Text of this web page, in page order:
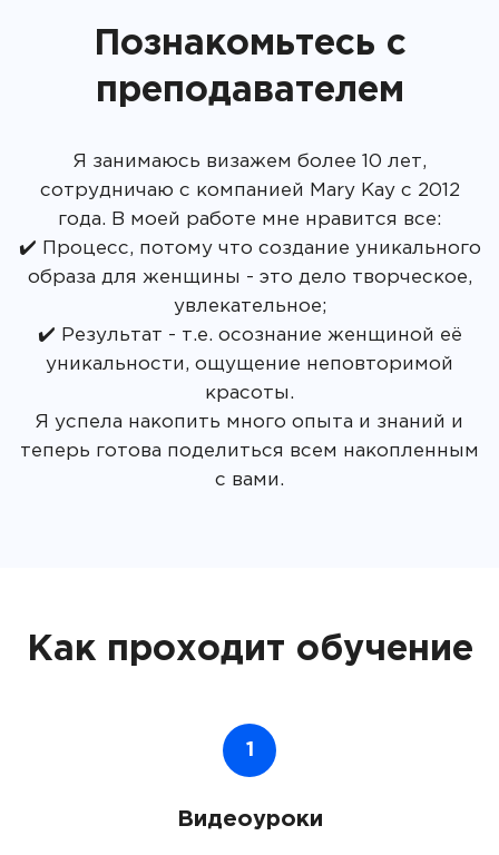
Познакомьтесь с
преподавателем
Я занимаюсь визажем более 10 лет,
сотрудничаю с компанией Mary Kay с 2012
года. В моей работе мне нравится все:
✔️ Процесс, потому что создание уникального
образа для женщины - это дело творческое,
увлекательное;
✔️ Результат - т.е. осознание женщиной её
уникальности, ощущение неповторимой
красоты.
Я успела накопить много опыта и знаний и
теперь готова поделиться всем накопленным
с вами.
Как проходит обучение
1
Видеоуроки